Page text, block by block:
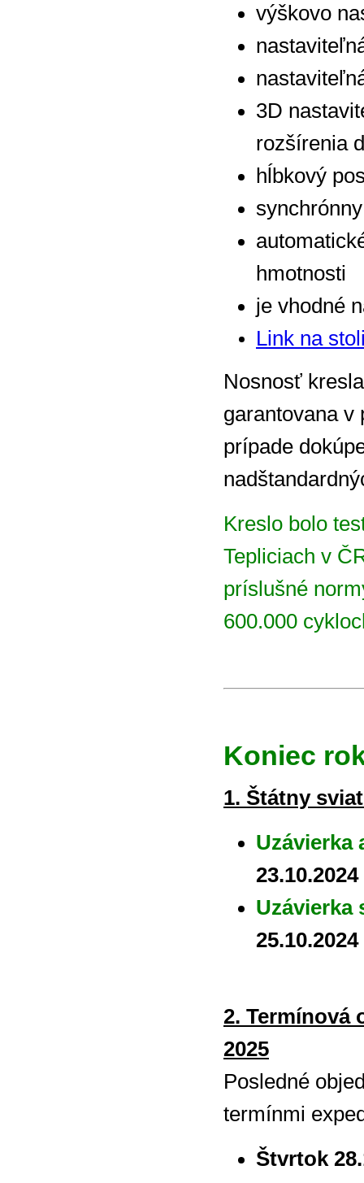
výškovo
3D
rozšírenia
hĺbkový
hmotnosti
je vhodné
Link na
Nosnosť
garantovana v
prípade
Kreslo bolo
Tepliciach v
príslušné
600.000
Koniec
1. Štátny
Uzávierka
Uzávierka
2. Termínová
2025
Posledné
termínmi
Štvrtok